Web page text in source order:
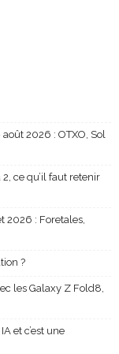
2026 : OTXO, Sol
ce qu’il faut retenir
2026 : Foretales,
?
les Galaxy Z Fold8,
et c’est une